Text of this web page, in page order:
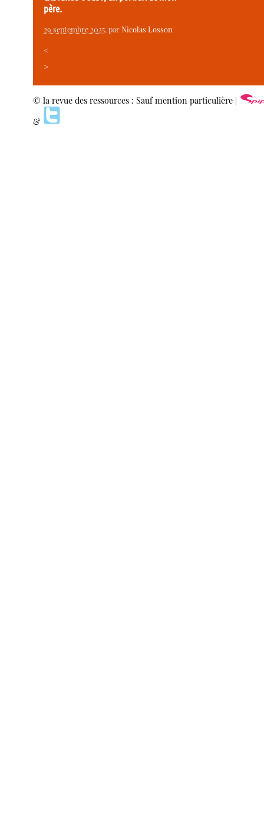
père.
29 septembre 2025, parNicolas Losson
<
>
© la revue des ressources : Sauf mention particulière |
&